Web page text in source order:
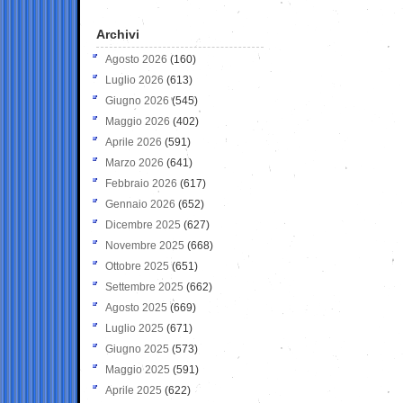
Archivi
Agosto 2026 (160)
Luglio 2026 (613)
Giugno 2026 (545)
Maggio 2026 (402)
Aprile 2026 (591)
Marzo 2026 (641)
Febbraio 2026 (617)
Gennaio 2026 (652)
Dicembre 2025 (627)
Novembre 2025 (668)
Ottobre 2025 (651)
Settembre 2025 (662)
Agosto 2025 (669)
Luglio 2025 (671)
Giugno 2025 (573)
Maggio 2025 (591)
Aprile 2025 (622)